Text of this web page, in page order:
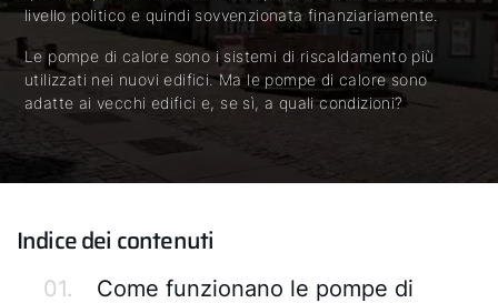
livello politico e quindi sovvenzionata finanziariamente.
Le pompe di calore sono i sistemi di riscaldamento più
utilizzati nei nuovi edifici. Ma le pompe di calore sono
adatte ai vecchi edifici e, se sì, a quali condizioni?
Indice dei contenuti
01.
Come funzionano le pompe di